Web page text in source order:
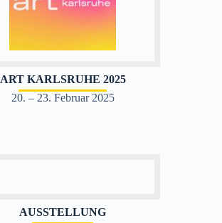
ART KARLSRUHE 2025
20. – 23. Februar 2025
AUSSTELLUNG